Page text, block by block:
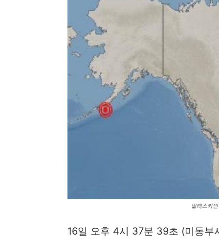
알래스카
16일 오후 4시 37분 39초 (미동부